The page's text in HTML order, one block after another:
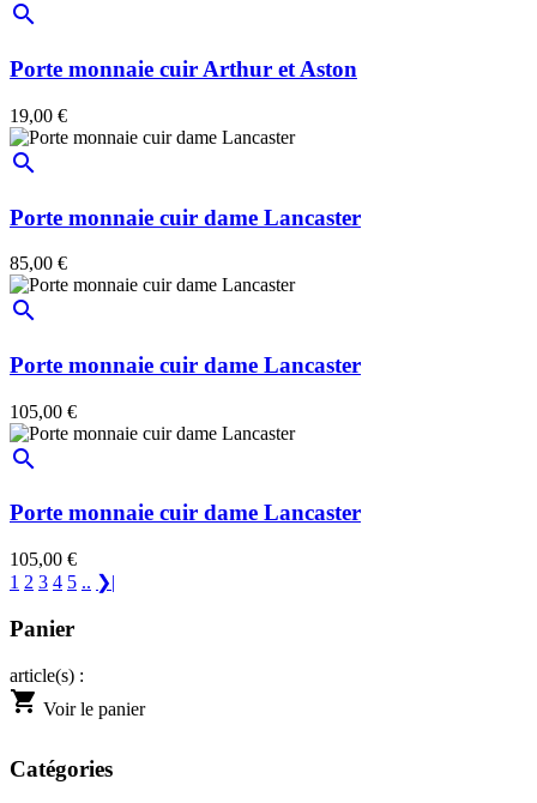
search
Porte monnaie cuir Arthur et Aston
19,00 €
search
Porte monnaie cuir dame Lancaster
85,00 €
search
Porte monnaie cuir dame Lancaster
105,00 €
search
Porte monnaie cuir dame Lancaster
105,00 €
1 2 3 4 5 .. ❯|
Panier
article(s) :
shopping_cart Voir le panier
Catégories